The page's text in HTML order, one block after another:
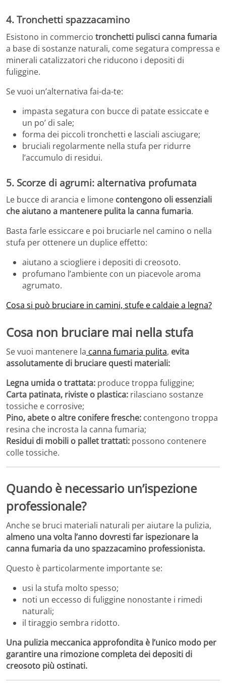
4. Tronchetti spazzacamino
Esistono in commercio tronchetti pulisci canna fumaria
a base di sostanze naturali, come segatura compressa e
minerali catalizzatori che riducono i depositi di
fuliggine.
Se vuoi un’alternativa fai-da-te:
impasta segatura con bucce di patate essiccate e
un po’ di sale;
forma dei piccoli tronchetti e lasciali asciugare;
bruciali regolarmente nella stufa per ridurre
l’accumulo di residui.
5. Scorze di agrumi: alternativa profumata
Le bucce di arancia e limone contengono oli essenziali
che aiutano a mantenere pulita la canna fumaria.
Basta farle essiccare e poi bruciarle nel camino o nella
stufa per ottenere un duplice effetto:
aiutano a sciogliere i depositi di creosoto.
profumano l’ambiente con un piacevole aroma
agrumato.
Cosa si può bruciare in camini, stufe e caldaie a legna?
Cosa non bruciare mai nella stufa
Se vuoi mantenere la canna fumaria pulita, evita
assolutamente di bruciare questi materiali:
Legna umida o trattata: produce troppa fuliggine;
Carta patinata, riviste o plastica: rilasciano sostanze
tossiche e corrosive;
Pino, abete o altre conifere fresche: contengono troppa
resina che incrosta la canna fumaria;
Residui di mobili o pallet trattati: possono contenere
colle tossiche.
Quando è necessario un’ispezione
professionale?
Anche se bruci materiali naturali per aiutare la pulizia,
almeno una volta l’anno dovresti far ispezionare la
canna fumaria da uno spazzacamino professionista.
Questo è particolarmente importante se:
usi la stufa molto spesso;
noti un eccesso di fuliggine nonostante i rimedi
naturali;
il tiraggio sembra ridotto.
Una pulizia meccanica approfondita è l’unico modo per
garantire una rimozione completa dei depositi di
creosoto più ostinati.